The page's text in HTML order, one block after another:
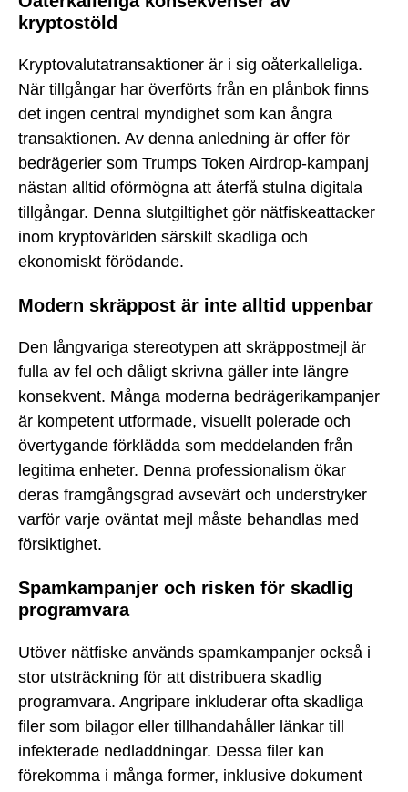
kryptostöld
Kryptovalutatransaktioner är i sig oåterkalleliga.
När tillgångar har överförts från en plånbok finns
det ingen central myndighet som kan ångra
transaktionen. Av denna anledning är offer för
bedrägerier som Trumps Token Airdrop-kampanj
nästan alltid oförmögna att återfå stulna digitala
tillgångar. Denna slutgiltighet gör nätfiskeattacker
inom kryptovärlden särskilt skadliga och
ekonomiskt förödande.
Modern skräppost är inte alltid uppenbar
Den långvariga stereotypen att skräppostmejl är
fulla av fel och dåligt skrivna gäller inte längre
konsekvent. Många moderna bedrägerikampanjer
är kompetent utformade, visuellt polerade och
övertygande förklädda som meddelanden från
legitima enheter. Denna professionalism ökar
deras framgångsgrad avsevärt och understryker
varför varje oväntat mejl måste behandlas med
försiktighet.
Spamkampanjer och risken för skadlig
programvara
Utöver nätfiske används spamkampanjer också i
stor utsträckning för att distribuera skadlig
programvara. Angripare inkluderar ofta skadliga
filer som bilagor eller tillhandahåller länkar till
infekterade nedladdningar. Dessa filer kan
förekomma i många former, inklusive dokument